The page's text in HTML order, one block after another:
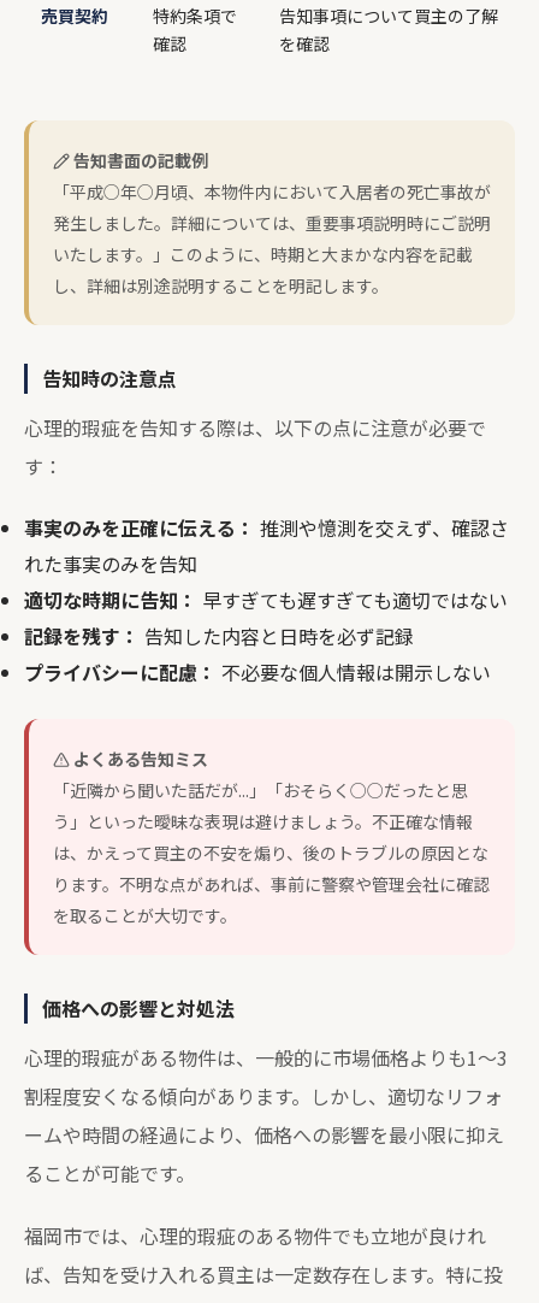
売買契約
特約条項で
確認
告知事項について買主の了解
を確認
告知書面の記載例
「平成○年○月頃、本物件内において入居者の死亡事故が
発生しました。詳細については、重要事項説明時にご説明
いたします。」このように、時期と大まかな内容を記載
し、詳細は別途説明することを明記します。
告知時の注意点
心理的瑕疵を告知する際は、以下の点に注意が必要で
す：
事実のみを正確に伝える： 推測や憶測を交えず、確認さ
れた事実のみを告知
適切な時期に告知： 早すぎても遅すぎても適切ではない
記録を残す： 告知した内容と日時を必ず記録
プライバシーに配慮： 不必要な個人情報は開示しない
よくある告知ミス
「近隣から聞いた話だが...」「おそらく○○だったと思
う」といった曖昧な表現は避けましょう。不正確な情報
は、かえって買主の不安を煽り、後のトラブルの原因とな
ります。不明な点があれば、事前に警察や管理会社に確認
を取ることが大切です。
価格への影響と対処法
心理的瑕疵がある物件は、一般的に市場価格よりも1～3
割程度安くなる傾向があります。しかし、適切なリフォ
ームや時間の経過により、価格への影響を最小限に抑え
ることが可能です。
福岡市では、心理的瑕疵のある物件でも立地が良けれ
ば、告知を受け入れる買主は一定数存在します。特に投